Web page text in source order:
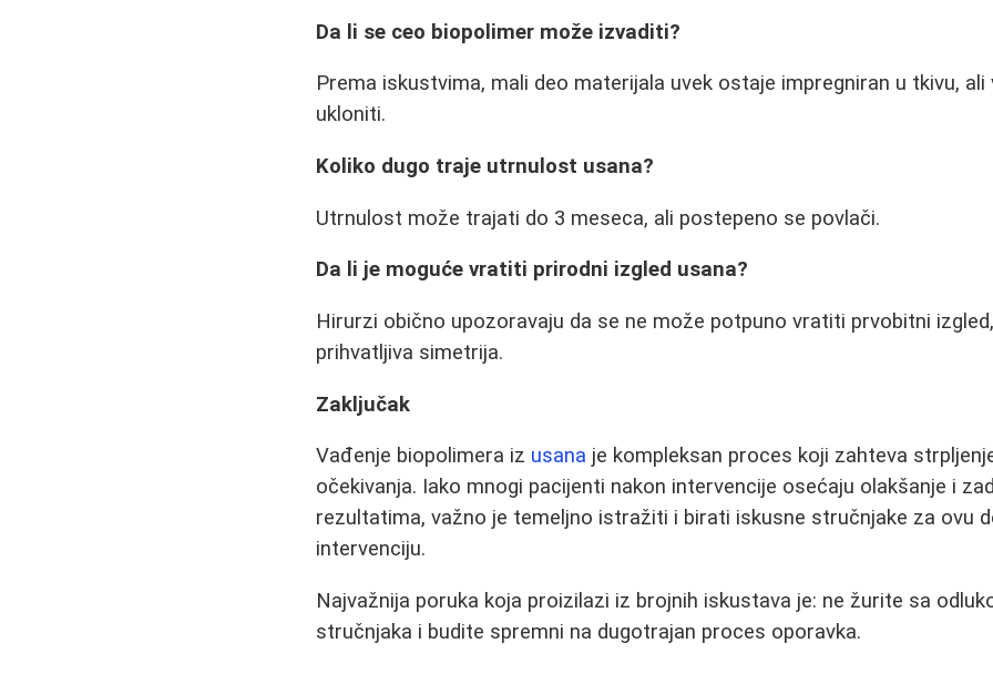
Da li se ceo biopolimer može izvaditi?
Prema iskustvima, mali deo materijala uvek ostaje impregniran u tkivu,
ukloniti.
Koliko dugo traje utrnulost usana?
Utrnulost može trajati do 3 meseca, ali postepeno se povlači.
Da li je moguće vratiti prirodni izgled usana?
Hirurzi obično upozoravaju da se ne može potpuno vratiti prvobitni
prihvatljiva simetrija.
Zaključak
Vađenje biopolimera iz usana je kompleksan proces koji zahteva
očekivanja. Iako mnogi pacijenti nakon intervencije osećaju olakšanje i
rezultatima, važno je temeljno istražiti i birati iskusne stručnjake za ovu
intervenciju.
Najvažnija poruka koja proizilazi iz brojnih iskustava je: ne žurite sa
stručnjaka i budite spremni na dugotrajan proces oporavka.